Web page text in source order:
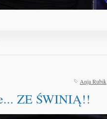
Anja Rubik
ZE ŚWINIĄ!!